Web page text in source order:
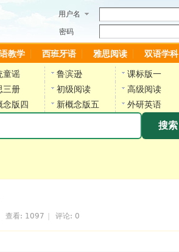
用户名
密码
教学 西班牙语 雅思阅读 双语学科
童谣 鲁滨逊 课标版一
三册 初级阅读 高级阅读
念版四 新概念版五 外研英语
搜索
查看: 1097 评论: 0